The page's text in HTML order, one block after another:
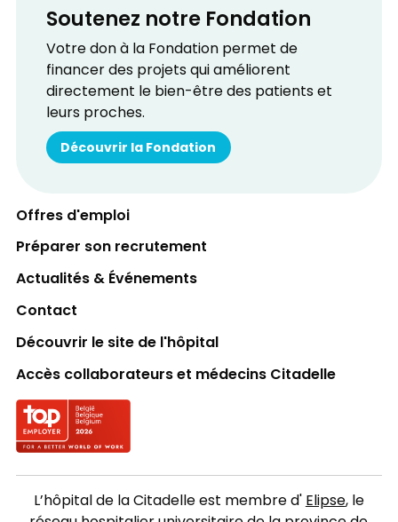
Soutenez notre Fondation
Votre don à la Fondation permet de
financer des projets qui améliorent
directement le bien-être des patients et
leurs proches.
Découvrir la Fondation
Offres d'emploi
Préparer son recrutement
Actualités & Événements
Contact
Découvrir le site de l'hôpital
Accès collaborateurs et médecins Citadelle
Logo Top employer
L’hôpital de la Citadelle est membre d'Elipse, le